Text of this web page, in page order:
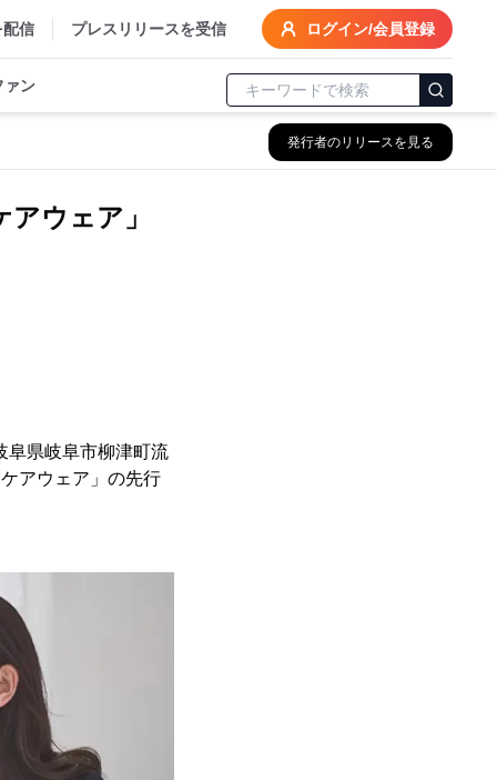
配信 プレスリリースを受信 ログイン/会員登録
ァン
発行者のリリースを見る
ウェア」
阜県岐阜市柳津町流
アウェア」の先行